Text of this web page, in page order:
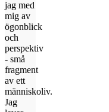
jag med
mig av
ögonblick
och
perspektiv
- små
fragment
av ett
människoliv.
Jag